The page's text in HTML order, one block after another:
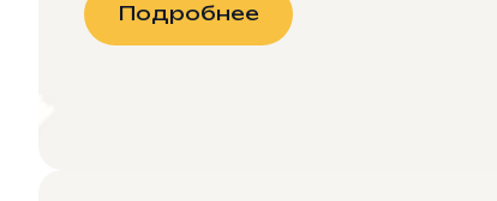
Подробнее